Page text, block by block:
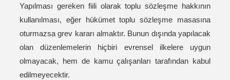
Yapılması gereken fiili olarak toplu sözleşme hakkının
kullanılması, eğer hükümet toplu sözleşme masasına
oturmazsa grev kararı almaktır. Bunun dışında yapılacak
olan düzenlemelerin hiçbiri evrensel ilkelere uygun
olmayacak, hem de kamu çalışanları tarafından kabul
edilmeyecektir.